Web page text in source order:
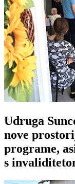
Udruga
nove
programe,
s